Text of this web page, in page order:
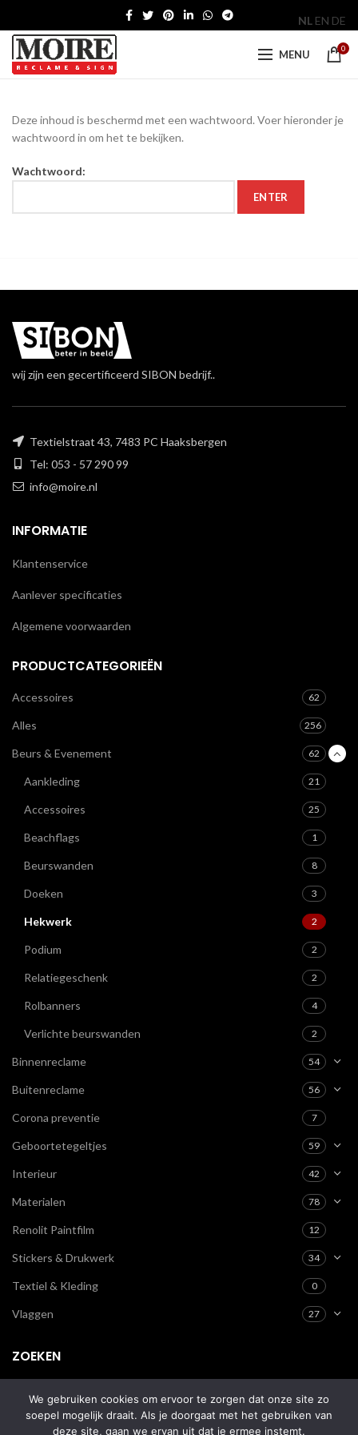
MENU 0
Deze inhoud is beschermd met een wachtwoord. Voer hieronder je
wachtwoord in om het te bekijken.
Wachtwoord:
wij zijn een gecertificeerd SIBON bedrijf..
Textielstraat 43, 7483 PC Haaksbergen
Tel: 053 - 57 290 99
info@moire.nl
INFORMATIE
Klantenservice
Aanlever specificaties
Algemene voorwaarden
PRODUCTCATEGORIEËN
Accessoires 62
Alles 256
Beurs & Evenement 62
Aankleding 21
Accessoires 25
Beachflags 1
Beurswanden 8
Doeken 3
Hekwerk 2
Podium 2
Relatiegeschenk 2
Rolbanners 4
Verlichte beurswanden 2
Binnenreclame 54
Buitenreclame 56
Corona preventie 7
Geboortetegeltjes 59
Interieur 42
Materialen 78
Renolit Paintfilm 12
Stickers & Drukwerk 34
Textiel & Kleding 0
Vlaggen 27
ZOEKEN
NL EN DE
We gebruiken cookies om ervoor te zorgen dat onze site zo
soepel mogelijk draait. Als je doorgaat met het gebruiken van
deze site, gaan we ervan uit dat je ermee instemt.